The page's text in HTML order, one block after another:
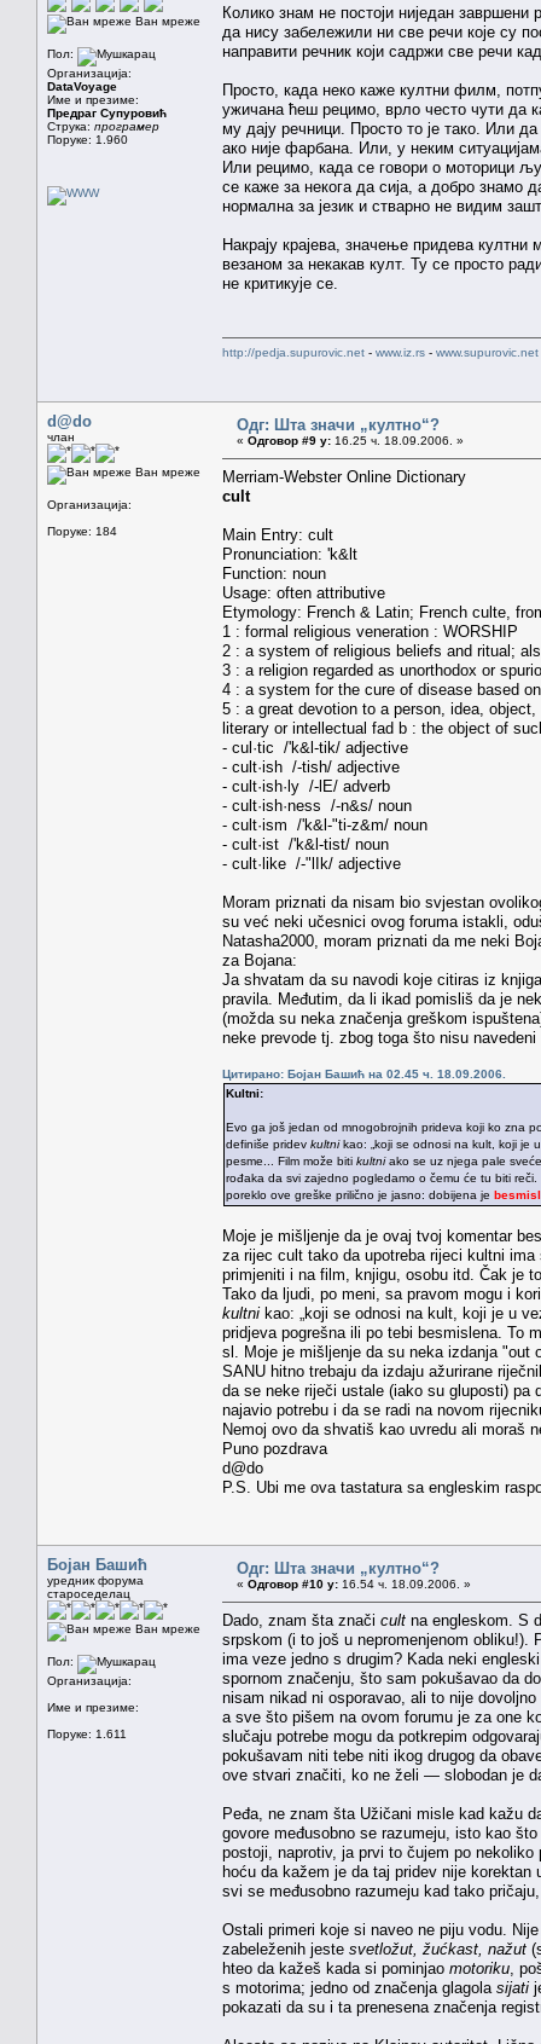
Ван мреже
Пол:
Организација:
DataVoyage
Име и презиме:
Предраг Супуровић
Струка: програмер
Поруке: 1.960
Колико знам не постоји ниједан завршени
да нису забележили ни све речи које су
направити речник који садржи све речи
Просто, када неко каже култни филм,
ужичана ћеш рецимо, врло често чути да
му дају речници. Просто то је тако. Или
ако није фарбана. Или, у неким
Или рецимо, када се говори о моторици
се каже за некога да сија, а добро знамо
нормална за језик и стварно не видим
Накрају крајева, значење придева
везаном за некакав култ. Ту се просто
не критикује се.
http://pedja.supurovic.net - www.iz.rs - www.supurovic.net
d@do
члан
Ван мреже
Организација:
Поруке: 184
Одг: Шта значи „култно“?
« Одговор #9 у: 16.25 ч. 18.09.2006. »
Merriam-Webster Online Dictionary
cult
Main Entry: cult
Pronunciation: 'k&lt
Function: noun
Usage: often attributive
Etymology: French & Latin; French culte,
1 : formal religious veneration : WORSHIP
2 : a system of religious beliefs and ritual;
3 : a religion regarded as unorthodox or
4 : a system for the cure of disease based
5 : a great devotion to a person, idea,
literary or intellectual fad b : the object of
- cul·tic /'k&l-tik/ adjective
- cult·ish /-tish/ adjective
- cult·ish·ly /-lE/ adverb
- cult·ish·ness /-n&s/ noun
- cult·ism /'k&l-"ti-z&m/ noun
- cult·ist /'k&l-tist/ noun
- cult·like /-"lIk/ adjective
Moram priznati da nisam bio svjestan
su već neki učesnici ovog foruma istakli,
Natasha2000, moram priznati da me neki
za Bojana:
Ja shvatam da su navodi koje citiras iz
pravila. Međutim, da li ikad pomisliš da je
(možda su neka značenja greškom
neke prevode tj. zbog toga što nisu
Цитирано: Бојан Башић на 02.45 ч. 18.09.2006.
Kultni:
Evo ga još jedan od mnogobrojnih prideva koji ko zna
definiše pridev kultnikao: „koji se odnosi na kult, koji je
pesme... Film može biti kultniako se uz njega pale
rođaka da svi zajedno pogledamo o čemu će tu biti
poreklo ove greške prilično je jasno: dobijena je
Moje je mišljenje da je ovaj tvoj komentar
za rijec cult tako da upotreba rijeci kultni
primjeniti i na film, knjigu, osobu itd. Čak je
Tako da ljudi, po meni, sa pravom mogu i
kultni kao: „koji se odnosi na kult, koji je u
pridjeva pogrešna ili po tebi besmislena. To
sl. Moje je mišljenje da su neka izdanja "out
SANU hitno trebaju da izdaju ažurirane
da se neke riječi ustale (iako su gluposti) pa
najavio potrebu i da se radi na novom
Nemoj ovo da shvatiš kao uvredu ali moraš
Puno pozdrava
d@do
P.S. Ubi me ova tastatura sa engleskim
Бојан Башић
уредник форума
староседелац
Ван мреже
Пол:
Организација:
Име и презиме:
Поруке: 1.611
Одг: Шта значи „култно“?
« Одговор #10 у: 16.54 ч. 18.09.2006. »
Dado, znam šta znači cult na engleskom. S
srpskom (i to još u nepromenjenom
ima veze jedno s drugim? Kada neki
spornom značenju, što sam pokušavao da
nisam nikad ni osporavao, ali to nije
a sve što pišem na ovom forumu je za one
slučaju potrebe mogu da potkrepim
pokušavam niti tebe niti ikog drugog da
ove stvari značiti, ko ne želi — slobodan je
Peđa, ne znam šta Užičani misle kad kažu
govore međusobno se razumeju, isto kao
postoji, naprotiv, ja prvi to čujem po
hoću da kažem je da taj pridev nije
svi se međusobno razumeju kad tako
Ostali primeri koje si naveo ne piju vodu.
zabeleženih jeste svetložut, žućkast, nažut
hteo da kažeš kada si pominjao motoriku ,
s motorima; jedno od značenja glagola sijati
pokazati da su i ta prenesena značenja